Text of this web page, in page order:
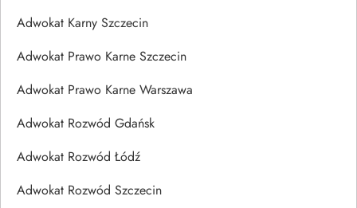
Adwokat Karny Szczecin
Adwokat Prawo Karne Szczecin
Adwokat Prawo Karne Warszawa
Adwokat Rozwód Gdańsk
Adwokat Rozwód Łódź
Adwokat Rozwód Szczecin